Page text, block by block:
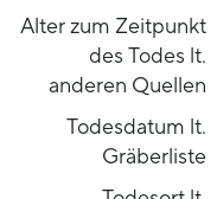
Alter zum Zeitpunkt
des Todes lt.
anderen Quellen
Todesdatum lt.
Gräberliste